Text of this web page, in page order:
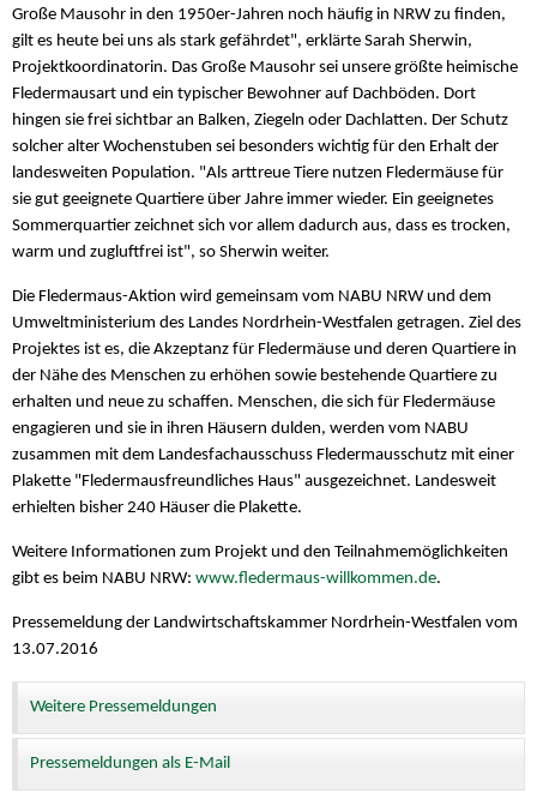
Große Mausohr in den 1950er-Jahren noch häufig in NRW zu finden,
gilt es heute bei uns als stark gefährdet", erklärte Sarah Sherwin,
Projektkoordinatorin. Das Große Mausohr sei unsere größte heimische
Fledermausart und ein typischer Bewohner auf Dachböden. Dort
hingen sie frei sichtbar an Balken, Ziegeln oder Dachlatten. Der Schutz
solcher alter Wochenstuben sei besonders wichtig für den Erhalt der
landesweiten Population. "Als arttreue Tiere nutzen Fledermäuse für
sie gut geeignete Quartiere über Jahre immer wieder. Ein geeignetes
Sommerquartier zeichnet sich vor allem dadurch aus, dass es trocken,
warm und zugluftfrei ist", so Sherwin weiter.
Die Fledermaus-Aktion wird gemeinsam vom NABU NRW und dem
Umweltministerium des Landes Nordrhein-Westfalen getragen. Ziel des
Projektes ist es, die Akzeptanz für Fledermäuse und deren Quartiere in
der Nähe des Menschen zu erhöhen sowie bestehende Quartiere zu
erhalten und neue zu schaffen. Menschen, die sich für Fledermäuse
engagieren und sie in ihren Häusern dulden, werden vom NABU
zusammen mit dem Landesfachausschuss Fledermausschutz mit einer
Plakette "Fledermausfreundliches Haus" ausgezeichnet. Landesweit
erhielten bisher 240 Häuser die Plakette.
Weitere Informationen zum Projekt und den Teilnahmemöglichkeiten
gibt es beim NABU NRW: www.fledermaus-willkommen.de.
Pressemeldung der Landwirtschaftskammer Nordrhein-Westfalen vom
13.07.2016
Weitere Pressemeldungen
Pressemeldungen als E-Mail